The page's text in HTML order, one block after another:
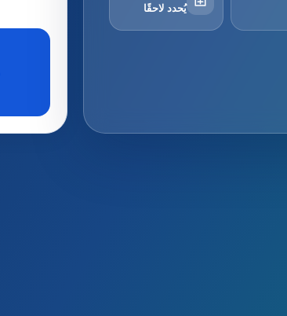
يُحدد لاحقًا